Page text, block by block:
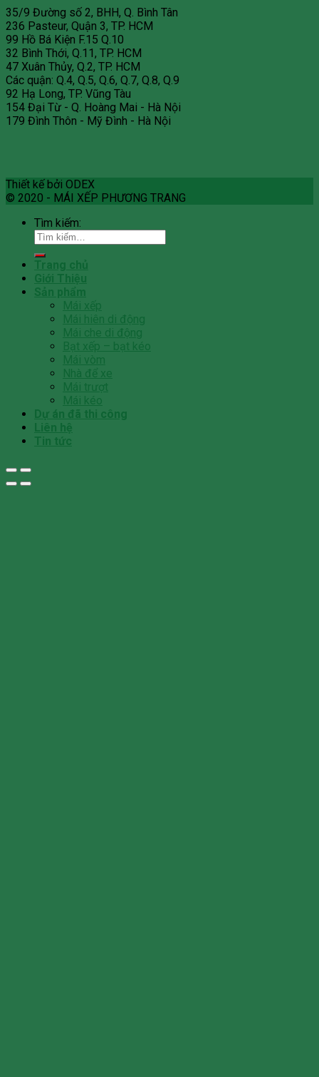
35/9 Đường số 2, BHH, Q. Bình Tân
236 Pasteur, Quận 3, TP. HCM
99 Hồ Bá Kiện F.15 Q.10
32 Bình Thới, Q.11, TP. HCM
47 Xuân Thủy, Q.2, TP. HCM
Các quận: Q.4, Q.5, Q.6, Q.7, Q.8, Q.9
92 Hạ Long, TP. Vũng Tàu
154 Đại Từ - Q. Hoàng Mai - Hà Nội
179 Đình Thôn - Mỹ Đình - Hà Nội
Thiết kế bởi ODEX
© 2020 - MÁI XẾP PHƯƠNG TRANG
Tìm kiếm:
Trang chủ
Giới Thiệu
Sản phẩm
Mái xếp
Mái hiên di động
Mái che di động
Bạt xếp – bạt kéo
Mái vòm
Nhà để xe
Mái trượt
Mái kéo
Dự án đã thi công
Liên hệ
Tin tức